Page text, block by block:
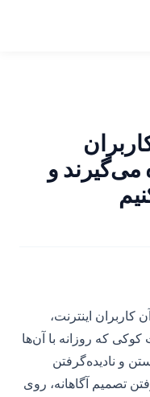
می‌گیرند و
اینترنت،
که روزانه با آن‌ها
و نادیده‌گرفتن
تصمیم آگاهانه، روی